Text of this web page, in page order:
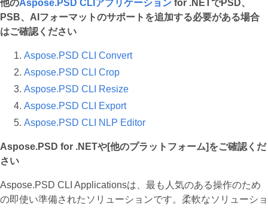
他のAspose.PSD CLIアプリケーション for .NETでPSD、
PSB、AIフォーマットのサポートを追加する必要がある場合
はご確認ください
Aspose.PSD CLI Convert
Aspose.PSD CLI Crop
Aspose.PSD CLI Resize
Aspose.PSD CLI Export
Aspose.PSD CLI NLP Editor
Aspose.PSD for .NETや[他のプラットフォーム]をご確認くだ
さい
Aspose.PSD CLI Applicationsは、最も人気のある操作のため
の即使い準備されたソリューションです。柔軟なソリューショ